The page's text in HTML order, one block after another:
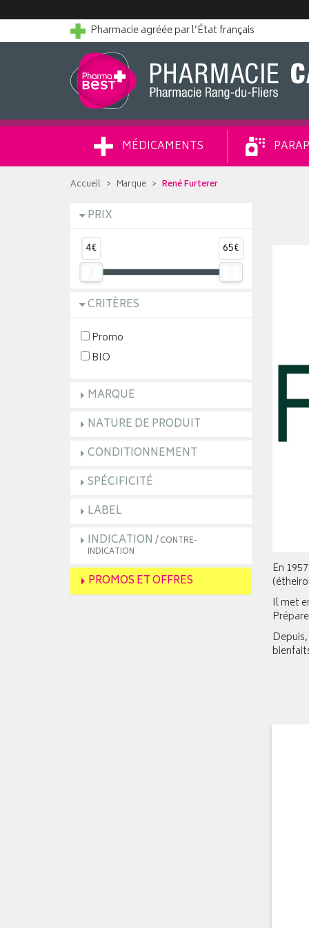
Pharmacie agréée par l’État français
MÉDICAMENTS
Accueil Marque René Furterer
PRIX
4€ 65€
CRITÈRES
Promo
BIO
MARQUE
NATURE DE PRODUIT
CONDITIONNEMENT
SPÉCIFICITÉ
LABEL
INDICATION / CONTRE-
INDICATION
PROMOS ET OFFRES
En
Il met